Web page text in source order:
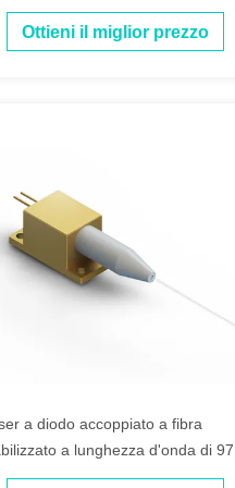
Beam Divergence
Ottieni il miglior prezzo
a diodo accoppiato a fibra
a lunghezza d'onda di 976